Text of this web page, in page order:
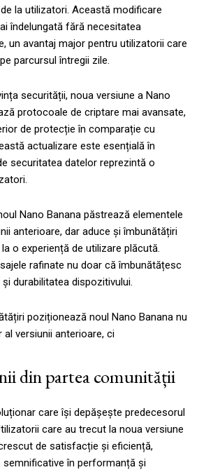
la utilizatori. Această modificare
îndelungată fără necesitatea
un avantaj major pentru utilizatorii care
parcursul întregii zile.
securității, noua versiune a Nano
protocoale de criptare mai avansate,
de protecție în comparație cu
actualizare este esențială în
securitatea datelor reprezintă o
Nano Banana păstrează elementele
anterioare, dar aduce și îmbunătățiri
o experiență de utilizare plăcută.
rafinate nu doar că îmbunătățesc
durabilitatea dispozitivului.
poziționează noul Nano Banana nu
versiunii anterioare, ci
din partea comunității
care își depășește predecesorul
care au trecut la noua versiune
de satisfacție și eficiență,
semnificative în performanță și